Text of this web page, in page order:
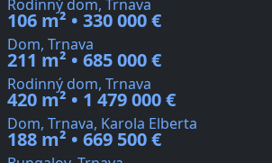
Rodinný dom, Trnava
106 m² • 330 000 €
Dom, Trnava
211 m² • 685 000 €
Rodinný dom, Trnava
420 m² • 1 479 000 €
Dom, Trnava, Karola Elberta
188 m² • 669 500 €